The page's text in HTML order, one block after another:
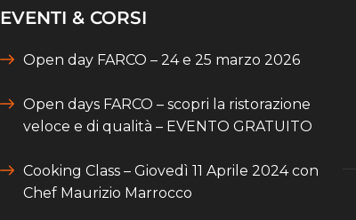
EVENTI & CORSI
Open day FARCO – 24 e 25 marzo 2026
Open days FARCO – scopri la ristorazione
veloce e di qualità – EVENTO GRATUITO
Cooking Class – Giovedì 11 Aprile 2024 con
Chef Maurizio Marrocco